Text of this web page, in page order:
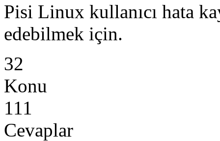
Pisi Linux kullanıcı hata
edebilmek için.
32
Konu
111
Cevaplar